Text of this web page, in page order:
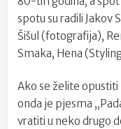
spotu su radili Jakov
Šišul (fotografija),
Smaka, Hena
Ako se želite
onda je pjesma
vratiti u neko drugo